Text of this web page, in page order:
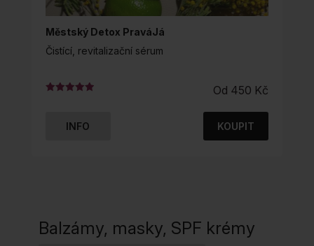
Městský Detox PraváJá
Čistící, revitalizační sérum
Od 450 Kč
INFO KOUPIT
TENTO
MOŽNOSTI
LZE
Balzámy, masky, SPF krémy